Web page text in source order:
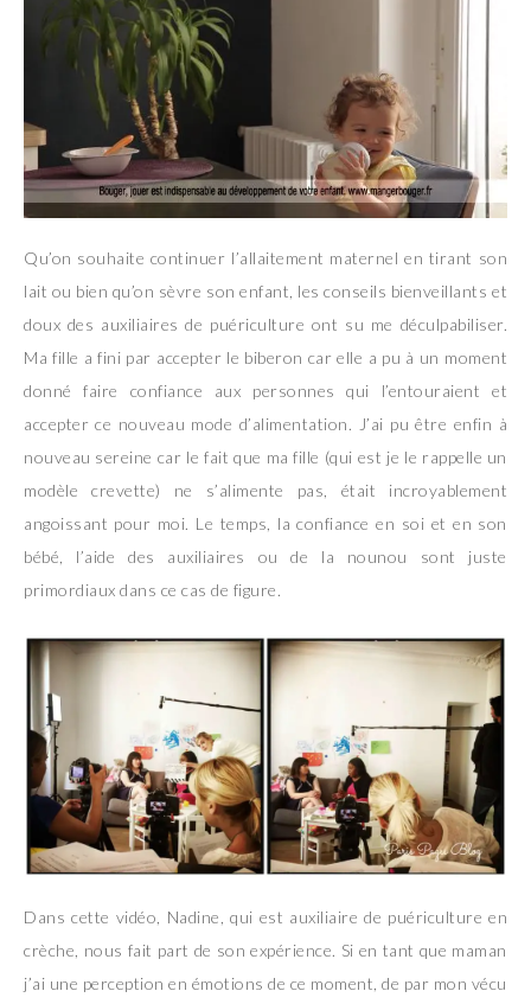
Qu’on souhaite continuer l’allaitement maternel en tirant son
lait ou bien qu’on sèvre son enfant, les conseils bienveillants et
doux des auxiliaires de puériculture ont su me déculpabiliser.
Ma fille a fini par accepter le biberon car elle a pu à un moment
donné faire confiance aux personnes qui l’entouraient et
accepter ce nouveau mode d’alimentation. J’ai pu être enfin à
nouveau sereine car le fait que ma fille (qui est je le rappelle un
modèle crevette) ne s’alimente pas, était incroyablement
angoissant pour moi. Le temps, la confiance en soi et en son
bébé, l’aide des auxiliaires ou de la nounou sont juste
primordiaux dans ce cas de figure.
Dans cette vidéo, Nadine, qui est auxiliaire de puériculture en
crèche, nous fait part de son expérience. Si en tant que maman
j’ai une perception en émotions de ce moment, de par mon vécu